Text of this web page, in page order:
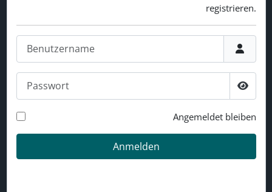
registrieren.
Angemeldet bleiben
Anmelden